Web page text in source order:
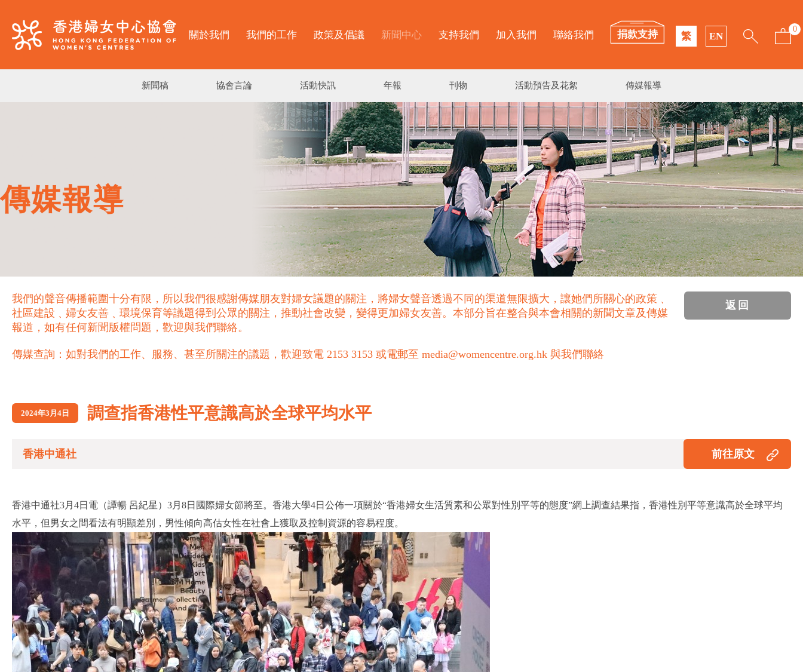
關於我們 我們的工作 政策及倡議 新聞中心 支持我們 加入我們 聯絡我們 捐款支持 繁 EN
0
新聞稿 協會言論 活動快訊 年報 刊物 活動預告及花絮 傳媒報導
傳媒報導
我們的聲音傳播範圍十分有限，所以我們很感謝傳媒朋友對婦女議題的關注，將婦女聲音透過不同的渠道無限擴大，讓她們所關心的政策﹑
社區建設﹑婦女友善﹑環境保育等議題得到公眾的關注，推動社會改變，變得更加婦女友善。本部分旨在整合與本會相關的新聞文章及傳媒
報道，如有任何新聞版權問題，歡迎與我們聯絡。
傳媒查詢：如對我們的工作、服務、甚至所關注的議題，歡迎致電 2153 3153 或電郵至 media@womencentre.org.hk 與我們聯絡
返回
2024年3月4日 調查指香港性平意識高於全球平均水平
香港中通社 前往原文
香港中通社3月4日電（譚暢 呂紀星）3月8日國際婦女節將至。香港大學4日公佈一項關於“香港婦女生活質素和公眾對性別平等的態度”網上調查結果指，香港性別平等意識高於全球平均
水平，但男女之間看法有明顯差別，男性傾向高估女性在社會上獲取及控制資源的容易程度。